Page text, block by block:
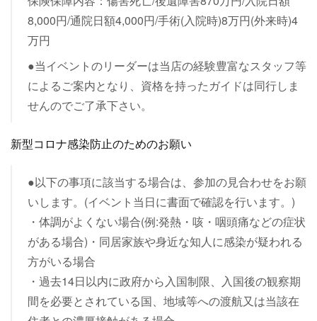
8,000円/通院日額4,000円/手術(入院時)8万円(外来時)4
万円
●当イベントのリーダーは当店の経験豊富なスタッフ等
によるご案内となり、資格を持ったガイドは同行しま
せんのでご了承下さい。
新型コロナ感染防止のためのお願い
●以下の事項に該当する場合は、参加の見合わせをお願
いします。(イベント当日に書面で確認を行います。)
・体調がよくない場合(例:発熱・咳・咽頭痛などの症状
がある場合)・同居家族や身近な知人に感染が疑われる
方がいる場合
・過去14日以内に政府から入国制限、入国後の観察期
間を必要とされている国、地域等への渡航又は当該在